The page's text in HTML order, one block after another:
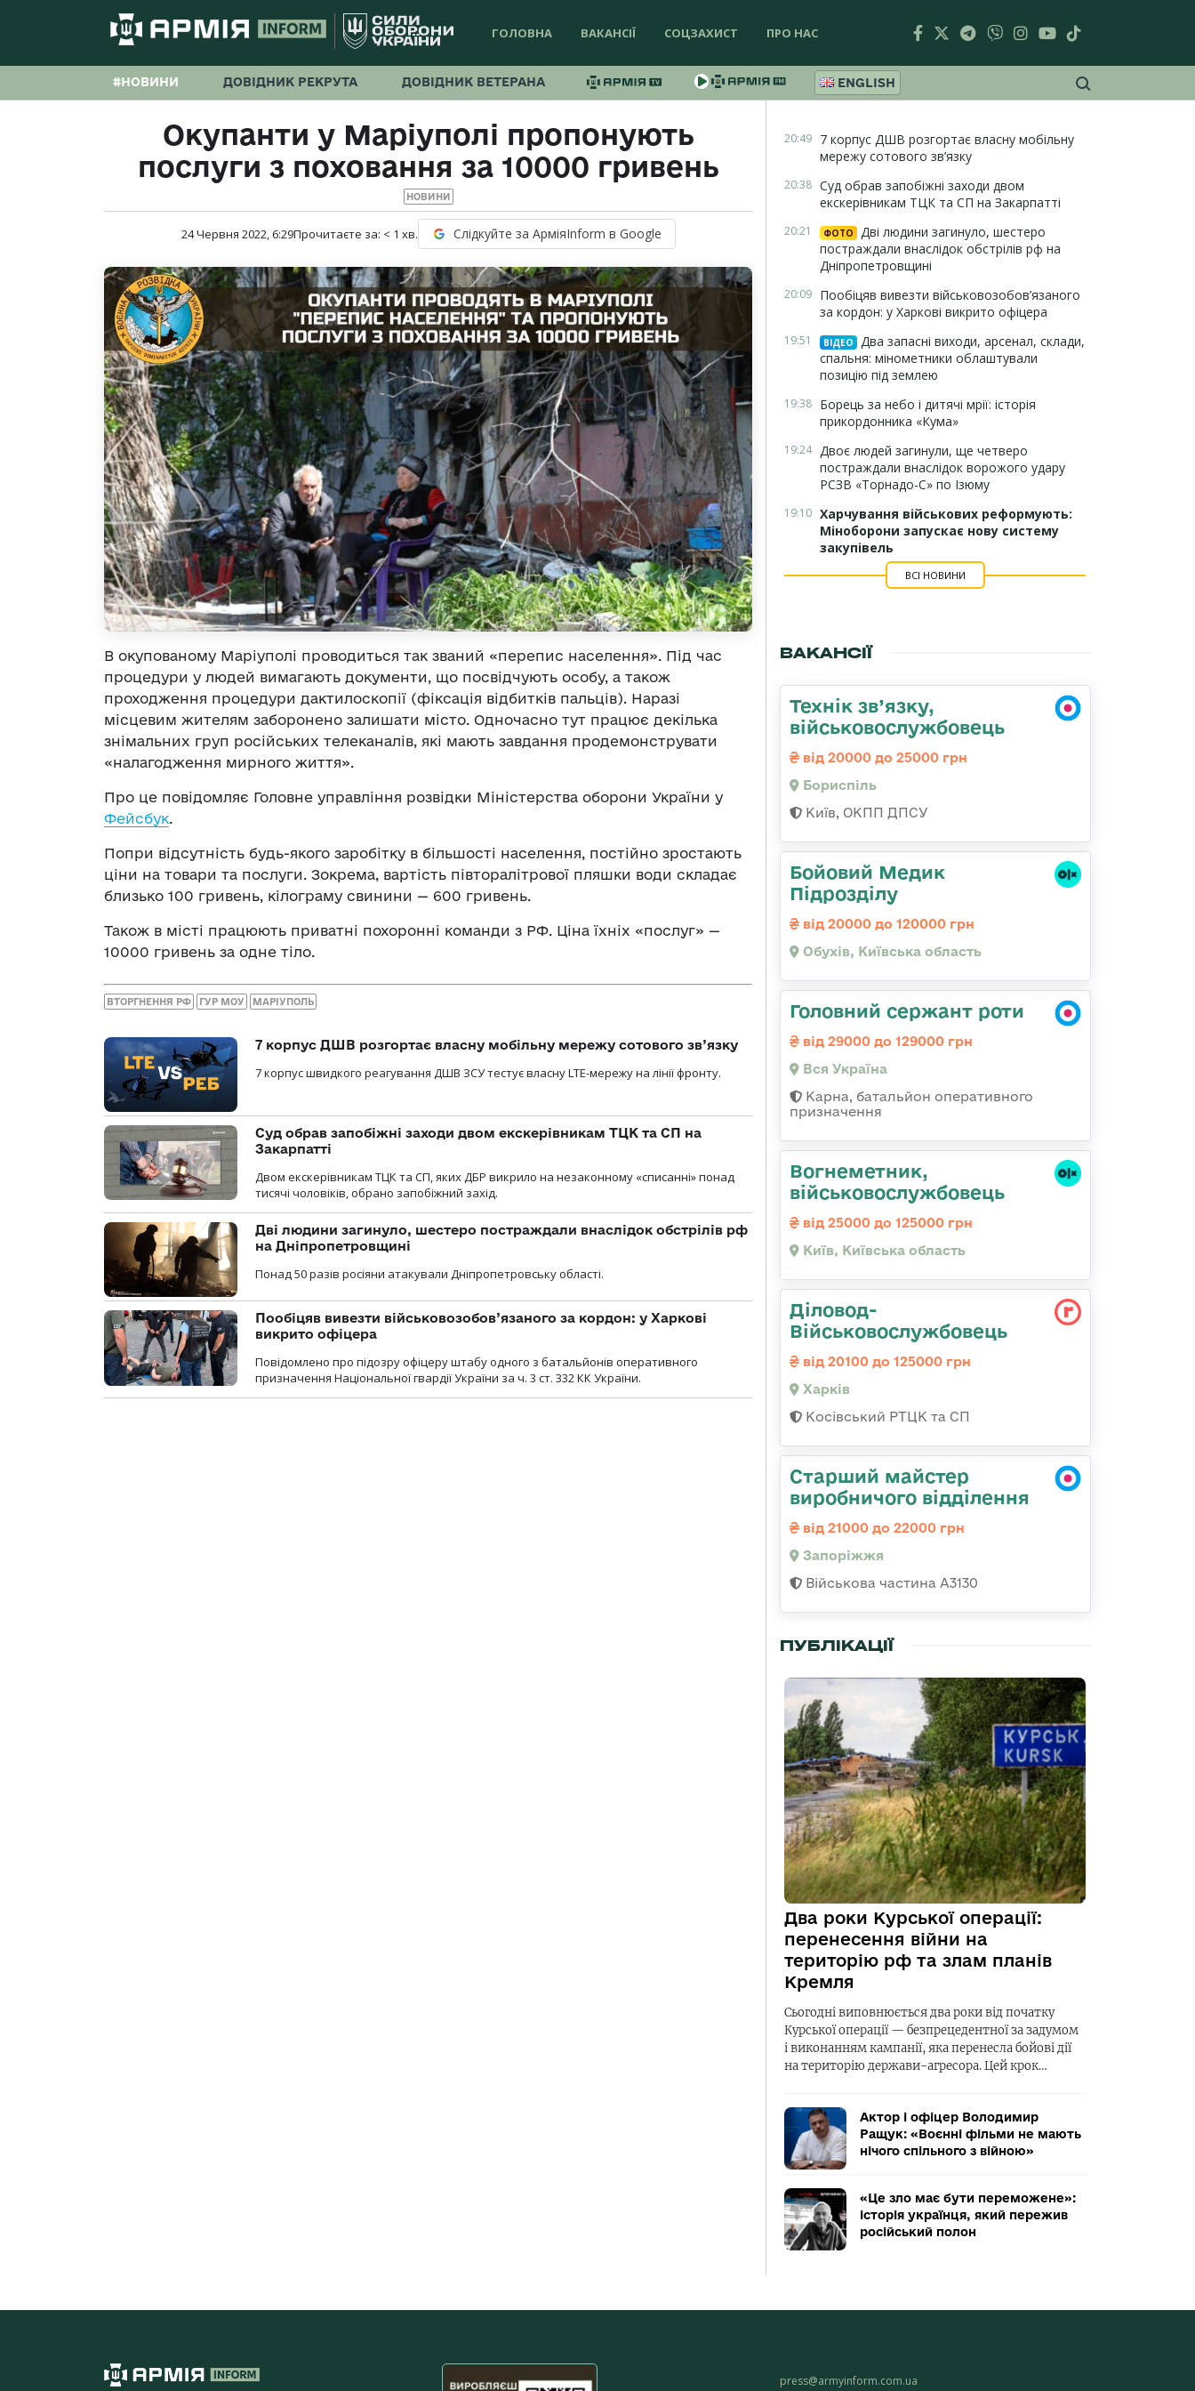
ГОЛОВНА ВАКАНСІЇ СОЦЗАХИСТ ПРО НАС
#НОВИНИ ДОВІДНИК РЕКРУТА ДОВІДНИК ВЕТЕРАНА ENGLISH
Окупанти у Маріуполі пропонують
послуги з поховання за 10000 гривень
НОВИНИ
24 Червня 2022, 6:29Прочитаєте за: < 1 хв. Слідкуйте за АрміяInform в Google
В окупованому Маріуполі проводиться так званий «перепис населення». Під час
процедури у людей вимагають документи, що посвідчують особу, а також
проходження процедури дактилоскопії (фіксація відбитків пальців). Наразі
місцевим жителям заборонено залишати місто. Одночасно тут працює декілька
знімальних груп російських телеканалів, які мають завдання продемонструвати
«налагодження мирного життя».
Про це повідомляє Головне управління розвідки Міністерства оборони України у
Фейсбук.
Попри відсутність будь-якого заробітку в більшості населення, постійно зростають
ціни на товари та послуги. Зокрема, вартість півторалітрової пляшки води складає
близько 100 гривень, кілограму свинини — 600 гривень.
Також в місті працюють приватні похоронні команди з РФ. Ціна їхніх «послуг» —
10000 гривень за одне тіло.
ВТОРГНЕННЯ РФ ГУР МОУ МАРІУПОЛЬ
7 корпус ДШВ розгортає власну мобільну мережу сотового зв’язку
7 корпус швидкого реагування ДШВ ЗСУ тестує власну LTE-мережу на лінії фронту.
Суд обрав запобіжні заходи двом екскерівникам ТЦК та СП на
Закарпатті
Двом екскерівникам ТЦК та СП, яких ДБР викрило на незаконному «списанні» понад
тисячі чоловіків, обрано запобіжний захід.
Дві людини загинуло, шестеро постраждали внаслідок обстрілів рф
на Дніпропетровщині
Понад 50 разів росіяни атакували Дніпропетровську області.
Пообіцяв вивезти військовозобов’язаного за кордон: у Харкові
викрито офіцера
Повідомлено про підозру офіцеру штабу одного з батальйонів оперативного
призначення Національної гвардії України за ч. 3 ст. 332 КК України.
20:49 7 корпус ДШВ розгортає власну мобільну
мережу сотового зв’язку
20:38 Суд обрав запобіжні заходи двом
екскерівникам ТЦК та СП на Закарпатті
20:21 ФОТО
Дві людини загинуло, шестеро
постраждали внаслідок обстрілів рф на
Дніпропетровщині
20:09 Пообіцяв вивезти військовозобов’язаного
за кордон: у Харкові викрито офіцера
19:51 ВІДЕО
Два запасні виходи, арсенал, склади,
спальня: мінометники облаштували
позицію під землею
19:38 Борець за небо і дитячі мрії: історія
прикордонника «Кума»
19:24 Двоє людей загинули, ще четверо
постраждали внаслідок ворожого удару
РСЗВ «Торнадо-С» по Ізюму
19:10 Харчування військових реформують:
Міноборони запускає нову систему
закупівель
ВСІ НОВИНИ
ВАКАНСІЇ
Технік зв’язку,
військовослужбовець
від 20000 до 25000 грн
Бориспіль
Київ, ОКПП ДПСУ
Бойовий Медик
Підрозділу
від 20000 до 120000 грн
Обухів, Київська область
Головний сержант роти
від 29000 до 129000 грн
Вся Україна
Карна, батальйон оперативного
призначення
Вогнеметник,
військовослужбовець
від 25000 до 125000 грн
Київ, Київська область
Діловод-
Військовослужбовець
від 20100 до 125000 грн
Харків
Косівський РТЦК та СП
Старший майстер
виробничого відділення
від 21000 до 22000 грн
Запоріжжя
Військова частина А3130
ПУБЛІКАЦІЇ
Два роки Курської операції:
перенесення війни на
територію рф та злам планів
Кремля
Сьогодні виповнюється два роки від початку
Курської операції — безпрецедентної за задумом
і виконанням кампанії, яка перенесла бойові дії
на територію держави-агресора. Цей крок…
Актор і офіцер Володимир
Ращук: «Воєнні фільми не мають
нічого спільного з війною»
«Це зло має бути переможене»:
історія українця, який пережив
російський полон
press@armyinform.com.ua